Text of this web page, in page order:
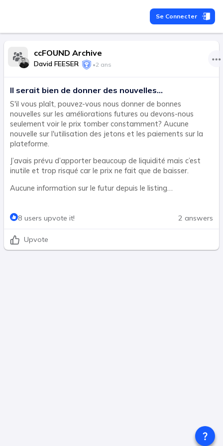
Se Connecter
ccFOUND Archive
David FEESER •2 ans
Il serait bien de donner des nouvelles...
S'il vous plaît, pouvez-vous nous donner de bonnes
nouvelles sur les améliorations futures ou devons-nous
seulement voir le prix tomber constamment? Aucune
nouvelle sur l'utilisation des jetons et les paiements sur la
plateforme.
J’avais prévu d’apporter beaucoup de liquidité mais c’est
inutile et trop risqué car le prix ne fait que de baisser.
Aucune information sur le futur depuis le listing…
8 users upvote it! 2 answers
Upvote